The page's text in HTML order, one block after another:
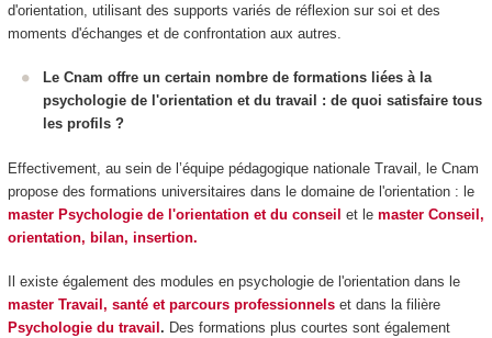
d'orientation, utilisant des supports variés de réflexion sur soi et des
moments d'échanges et de confrontation aux autres.
Le Cnam offre un certain nombre de formations liées à la
psychologie de l'orientation et du travail : de quoi satisfaire tous
les profils ?
Effectivement, au sein de l’équipe pédagogique nationale Travail, le Cnam
propose des formations universitaires dans le domaine de l'orientation : le
master Psychologie de l'orientation et du conseil et le master Conseil,
orientation, bilan, insertion.
Il existe également des modules en psychologie de l'orientation dans le
master Travail, santé et parcours professionnelset dans la filière
Psychologie du travail . Des formations plus courtes sont également